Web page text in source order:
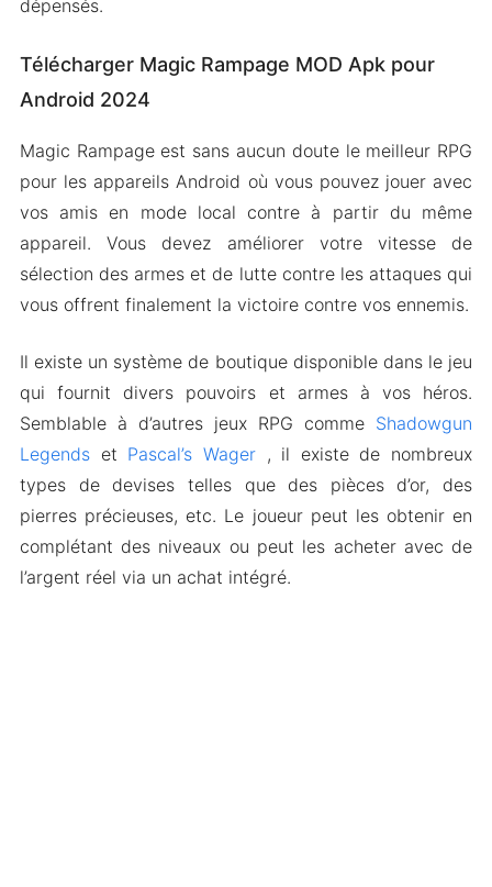
dépensés.
Télécharger Magic Rampage MOD Apk pour
Android 2024
Magic Rampage est sans aucun doute le meilleur RPG
pour les appareils Android où vous pouvez jouer avec
vos amis en mode local contre à partir du même
appareil. Vous devez améliorer votre vitesse de
sélection des armes et de lutte contre les attaques qui
vous offrent finalement la victoire contre vos ennemis.
Il existe un système de boutique disponible dans le jeu
qui fournit divers pouvoirs et armes à vos héros.
Semblable à d’autres jeux RPG comme Shadowgun
Legendset Pascal’s Wager, il existe de nombreux
types de devises telles que des pièces d’or, des
pierres précieuses, etc. Le joueur peut les obtenir en
complétant des niveaux ou peut les acheter avec de
l’argent réel via un achat intégré.